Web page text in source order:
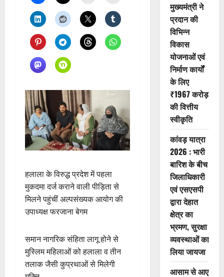
हलाला के विरुद्ध प्रदेश में पहला
मुकदमा दर्ज कराने वाली पीड़िता से
मिलने पहुंचीं अल्पसंख्यक आयोग की
उपाध्यक्ष फरजाना बेगम
समान नागरिक संहिता लागू होने से
मुस्लिम महिलाओं को हलाला व तीन
तलाक जैसी कुप्रथाओं से मिलेगी
मुख्यमंत्री ने
प्रदान की
विभिन्न
विकास
योजनाओं एवं
निर्माण कार्यों
के लिए
₹1967 करोड़
की वित्तीय
स्वीकृति
कांवड़ यात्रा
2026 : भारी
बारिश के बीच
जिलाधिकारी
एवं एसएसपी
द्वारा देहात
क्षेत्र का
भ्रमण, सुरक्षा
व्यवस्थाओं का
लिया जायजा
आसाम से आए